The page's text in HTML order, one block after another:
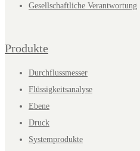
Gesellschaftliche Verantwortung
Produkte
Durchflussmesser
Flüssigkeitsanalyse
Ebene
Druck
Systemprodukte